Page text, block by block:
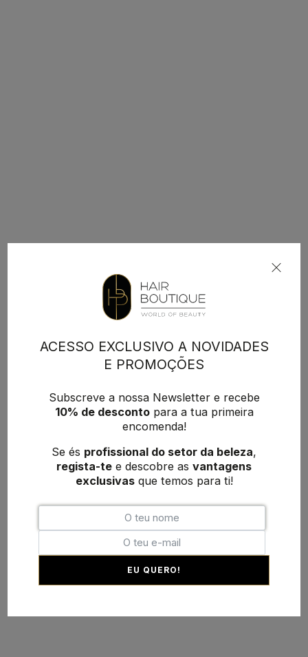
ACESSO EXCLUSIVO A NOVIDADES
E PROMOÇÕES
Subscreve a nossa Newsletter e recebe
10% de descontopara a tua primeira
encomenda!
Se és profissional do setor da beleza,
regista-te e descobre as vantagens
exclusivasque temos para ti!
EU QUERO!